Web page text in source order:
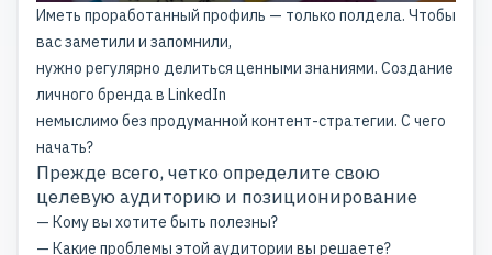
Иметь проработанный профиль — только полдела. Чтобы
вас заметили и запомнили,
нужно регулярно делиться ценными знаниями. Создание
личного бренда в LinkedIn
немыслимо без продуманной контент-стратегии. С чего
начать?
Прежде всего, четко определите свою
целевую аудиторию и позиционирование
— Кому вы хотите быть полезны?
— Какие проблемы этой аудитории вы решаете?